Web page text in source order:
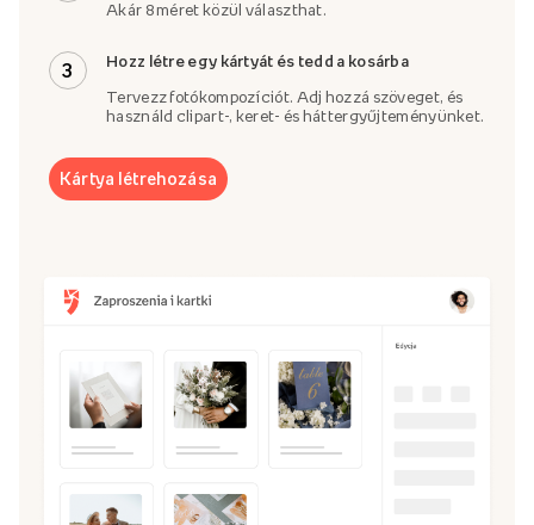
Akár 8 méret közül választhat.
3 Hozz létre egy kártyát és tedd a kosárba
Tervezz fotókompozíciót. Adj hozzá szöveget, és
használd clipart-, keret- és háttergyűjteményünket.
Kártya létrehozása